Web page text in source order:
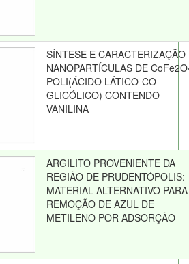
SÍNTESE E CARACTERIZAÇÃO
NANOPARTÍCULAS DE
POLI(ÁCIDO LÁTICO-CO-
GLICÓLICO) CONTENDO
VANILINA
ARGILITO PROVENIENTE DA
REGIÃO DE PRUDENTÓPOLIS:
MATERIAL ALTERNATIVO PARA
REMOÇÃO DE AZUL DE
METILENO POR ADSORÇÃO